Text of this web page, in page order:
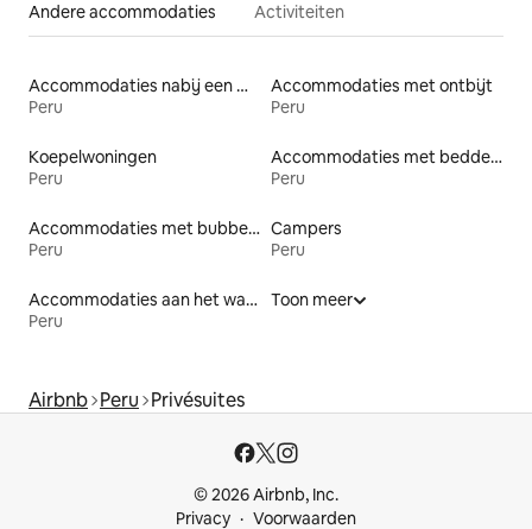
Andere accommodaties Activiteiten
Accommodaties nabij een meer
Peru
Accommodaties met ontbijt
Peru
Koepelwoningen
Peru
Accommodaties met bedden op toegankelijke hoogte
Peru
Accommodaties met bubbelbad
Peru
Campers
Peru
Accommodaties aan het water
Peru
Toon meer
Airbnb Peru Privésuites
© 2026 Airbnb, Inc.
Privacy
Voorwaarden